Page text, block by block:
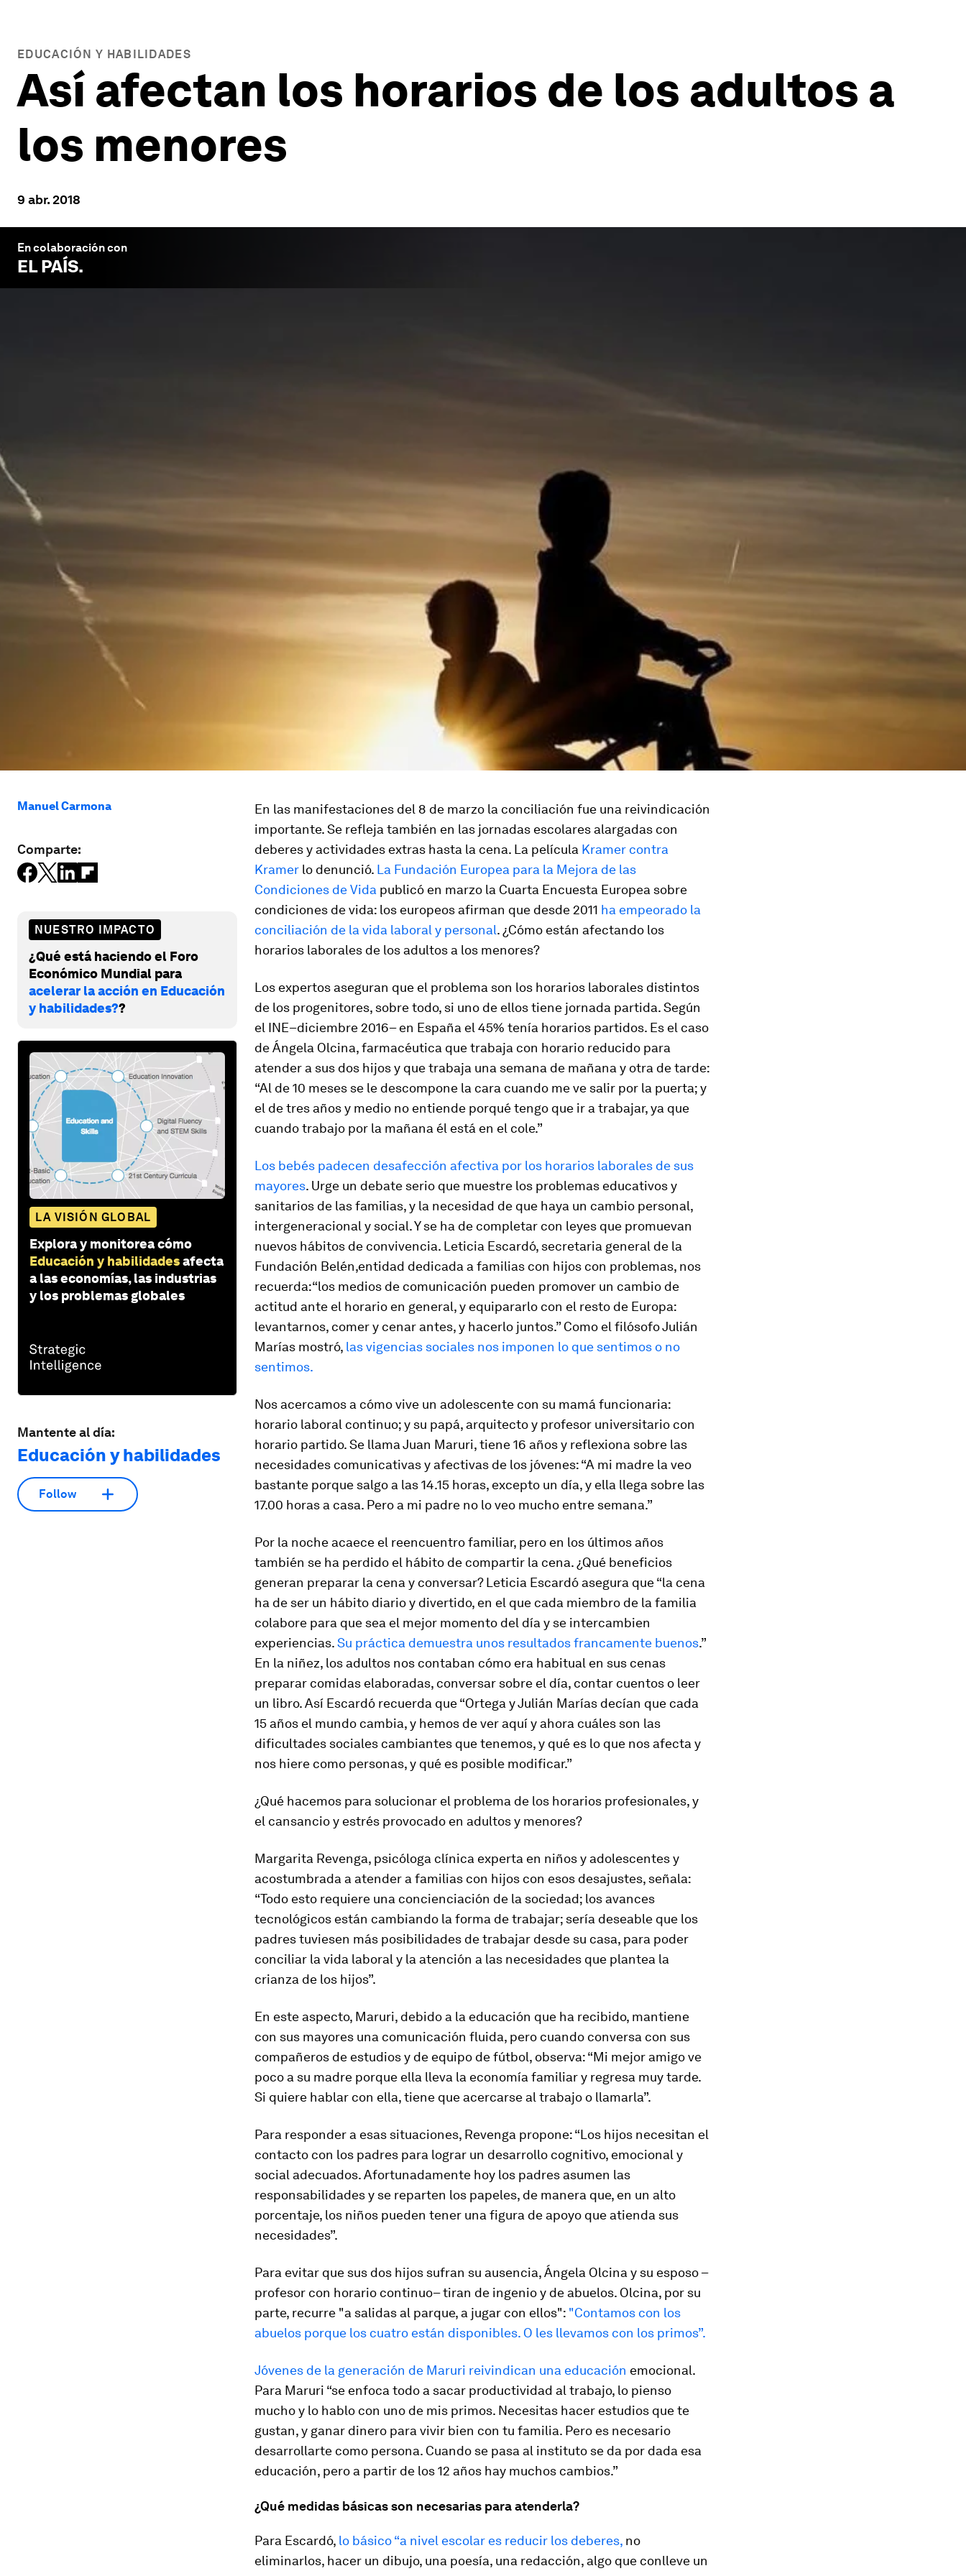
EDUCACIÓN Y HABILIDADES
Así afectan los horarios de los adultos a
los menores
9 abr. 2018
En colaboración con
EL PAÍS.
Manuel Carmona
Comparte:
NUESTRO IMPACTO
¿Qué está haciendo el Foro
Económico Mundial para
acelerar la acción en Educación
y habilidades??
LA VISIÓN GLOBAL
Explora y monitorea cómo
Educación y habilidadesafecta
a las economías, las industrias
y los problemas globales
Mantente al día:
Educación y habilidades
Follow
En las manifestaciones del 8 de marzo la conciliación fue una reivindicación
importante. Se refleja también en las jornadas escolares alargadas con
deberes y actividades extras hasta la cena. La película Kramer contra
Kramer lo denunció. La Fundación Europea para la Mejora de las
Condiciones de Vida publicó en marzo la Cuarta Encuesta Europea sobre
condiciones de vida: los europeos afirman que desde 2011 ha empeorado la
conciliación de la vida laboral y personal. ¿Cómo están afectando los
horarios laborales de los adultos a los menores?
Los expertos aseguran que el problema son los horarios laborales distintos
de los progenitores, sobre todo, si uno de ellos tiene jornada partida. Según
el INE–diciembre 2016– en España el 45% tenía horarios partidos. Es el caso
de Ángela Olcina, farmacéutica que trabaja con horario reducido para
atender a sus dos hijos y que trabaja una semana de mañana y otra de tarde:
“Al de 10 meses se le descompone la cara cuando me ve salir por la puerta; y
el de tres años y medio no entiende porqué tengo que ir a trabajar, ya que
cuando trabajo por la mañana él está en el cole.”
Los bebés padecen desafección afectiva por los horarios laborales de sus
mayores. Urge un debate serio que muestre los problemas educativos y
sanitarios de las familias, y la necesidad de que haya un cambio personal,
intergeneracional y social. Y se ha de completar con leyes que promuevan
nuevos hábitos de convivencia. Leticia Escardó, secretaria general de la
Fundación Belén,entidad dedicada a familias con hijos con problemas, nos
recuerda:“los medios de comunicación pueden promover un cambio de
actitud ante el horario en general, y equipararlo con el resto de Europa:
levantarnos, comer y cenar antes, y hacerlo juntos.” Como el filósofo Julián
Marías mostró, las vigencias sociales nos imponen lo que sentimos o no
sentimos.
Nos acercamos a cómo vive un adolescente con su mamá funcionaria:
horario laboral continuo; y su papá, arquitecto y profesor universitario con
horario partido. Se llama Juan Maruri, tiene 16 años y reflexiona sobre las
necesidades comunicativas y afectivas de los jóvenes: “A mi madre la veo
bastante porque salgo a las 14.15 horas, excepto un día, y ella llega sobre las
17.00 horas a casa. Pero a mi padre no lo veo mucho entre semana.”
Por la noche acaece el reencuentro familiar, pero en los últimos años
también se ha perdido el hábito de compartir la cena. ¿Qué beneficios
generan preparar la cena y conversar? Leticia Escardó asegura que “la cena
ha de ser un hábito diario y divertido, en el que cada miembro de la familia
colabore para que sea el mejor momento del día y se intercambien
experiencias.Su práctica demuestra unos resultados francamente buenos.”
En la niñez, los adultos nos contaban cómo era habitual en sus cenas
preparar comidas elaboradas, conversar sobre el día, contar cuentos o leer
un libro. Así Escardó recuerda que “Ortega y Julián Marías decían que cada
15 años el mundo cambia, y hemos de ver aquí y ahora cuáles son las
dificultades sociales cambiantes que tenemos, y qué es lo que nos afecta y
nos hiere como personas, y qué es posible modificar.”
¿Qué hacemos para solucionar el problema de los horarios profesionales, y
el cansancio y estrés provocado en adultos y menores?
Margarita Revenga, psicóloga clínica experta en niños y adolescentesy
acostumbrada a atender a familias con hijos con esos desajustes, señala:
“Todo esto requiere una concienciación de la sociedad; los avances
tecnológicos están cambiando la forma de trabajar; sería deseable que los
padres tuviesen más posibilidades de trabajar desde su casa, para poder
conciliar la vida laboral y la atención a las necesidades que plantea la
crianza de los hijos”.
En este aspecto, Maruri, debido a la educación que ha recibido, mantiene
con sus mayores una comunicación fluida, pero cuando conversa con sus
compañeros de estudios y de equipo de fútbol, observa:“Mi mejor amigo ve
poco a su madre porque ella lleva la economía familiar y regresa muy tarde.
Si quiere hablar con ella, tiene que acercarse al trabajo o llamarla”.
Para responder a esas situaciones, Revenga propone: “Los hijos necesitan el
contacto con los padres para lograr un desarrollo cognitivo, emocional y
social adecuados. Afortunadamente hoy los padres asumen las
responsabilidades y se reparten los papeles, de manera que, en un alto
porcentaje, los niños pueden tener una figura de apoyo que atienda sus
necesidades”.
Para evitar que sus dos hijos sufran su ausencia, Ángela Olcina y su esposo –
profesor con horario continuo– tiran de ingenio y de abuelos. Olcina, por su
parte, recurre "a salidas al parque, a jugar con ellos": "Contamos con los
abuelos porque los cuatro están disponibles. O les llevamos con los primos”.
Jóvenes de la generación de Maruri reivindican una educación emocional.
Para Maruri “se enfoca todo a sacar productividad al trabajo, lo pienso
mucho y lo hablo con uno de mis primos. Necesitas hacer estudios que te
gustan, y ganar dinero para vivir bien con tu familia. Pero es necesario
desarrollarte como persona. Cuando se pasa al instituto se da por dada esa
educación, pero a partir de los 12 años hay muchos cambios.”
¿Qué medidas básicas son necesarias para atenderla?
Para Escardó, lo básico “a nivel escolar es reducir los deberes, no
eliminarlos, hacer un dibujo, una poesía, una redacción, algo que conlleve un